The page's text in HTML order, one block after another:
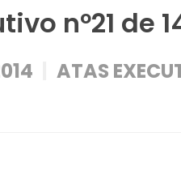
nº21 de
ATAS